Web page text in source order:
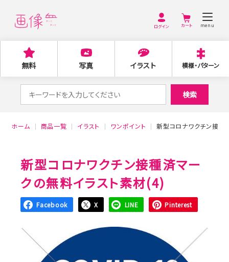
ログイン menu
無料 写真 イラスト 模様・パターン
索
検索
ホーム 商品一覧 イラスト ワンポイント 新型コロナワクチン接種
新型コロナワクチン接種済マー
クの無料イラスト素材(4)
Facebook X LINE Pinterest